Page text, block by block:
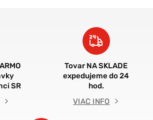
SR
Tovar NA SKLADE
expedujeme do 24
hod.
VIAC INFO